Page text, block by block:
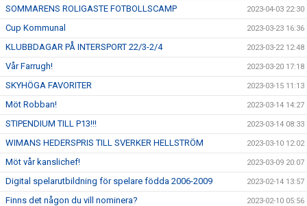
SOMMARENS ROLIGASTE FOTBOLLSCAMP 2023-04-03 22:30
Cup Kommunal 2023-03-23 16:36
KLUBBDAGAR PÅ INTERSPORT 22/3-2/4 2023-03-22 12:48
Vår Farrugh! 2023-03-20 17:18
SKYHÖGA FAVORITER 2023-03-15 11:13
Möt Robban! 2023-03-14 14:27
STIPENDIUM TILL P13!!! 2023-03-14 08:33
WIMANS HEDERSPRIS TILL SVERKER HELLSTRÖM 2023-03-10 12:02
Möt vår kanslichef! 2023-03-09 20:07
Digital spelarutbildning för spelare födda 2006-2009 2023-02-14 13:57
Finns det någon du vill nominera? 2023-02-10 05:56